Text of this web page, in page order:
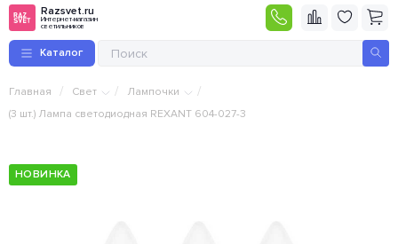
Razsvet.ru
Интернет-магазин
светильников
Каталог
Главная / Свет / Лампочки /
(3 шт.) Лампа светодиодная REXANT 604-027-3
НОВИНКА